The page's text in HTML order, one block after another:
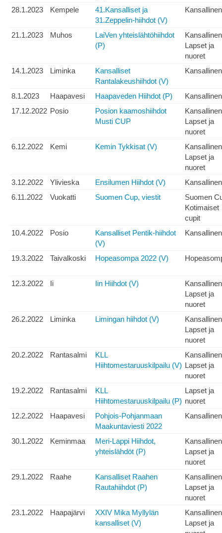
28.1.2023 Kempele
41.Kansalliset ja
31.Zeppelin-hiihdot (V)
Kansallinen
21.1.2023 Muhos
LaiVen yhteislähtöhiihdot
(P)
Kansallinen
Lapset ja
nuoret
14.1.2023
Liminka
Kansalliset
Rantalakeushiihdot (V)
Kansallinen
8.1.2023 Haapavesi Haapaveden Hiihdot (P)
Kansallinen
17.12.2022 Posio
Posion kaamoshiihdot
Musti CUP
Kansallinen
Lapset ja
nuoret
6.12.2022
Kemi Kemin Tykkisat (V)
Kansallinen
Lapset ja
nuoret
3.12.2022
Ylivieska Ensilumen Hiihdot (V)
Kansallinen
6.11.2022
Vuokatti Suomen Cup, viestit
Suomen
Kotimaiset
cupit
10.4.2022
Posio
Kansalliset Pentik-hiihdot
(V)
Kansallinen
19.3.2022 Taivalkoski Hopeasompa 2022 (V)
12.3.2022 Ii Iin Hiihdot (V)
Kansallinen
Lapset ja
nuoret
26.2.2022
Liminka Limingan hiihdot (V)
Kansallinen
Lapset ja
nuoret
20.2.2022
Rantasalmi
KLL
Hiihtomestaruuskilpailu (V)
Kansallinen
Lapset ja
nuoret
19.2.2022
Rantasalmi
KLL
Hiihtomestaruuskilpailu (P)
Lapset ja
nuoret
12.2.2022
Haapavesi
Pohjois-Pohjanmaan
Maakuntaviesti 2022
Kansallinen
30.1.2022 Keminmaa
Meri-Lappi Hiihdot,
yhteislähdöt (P)
Kansallinen
Lapset ja
nuoret
29.1.2022
Raahe
Kansalliset Raahen
Rautahiihdot (P)
Kansallinen
Lapset ja
nuoret
23.1.2022
Haapajärvi
XXIV Mika Myllylän
kansalliset (V)
Kansallinen
Lapset ja